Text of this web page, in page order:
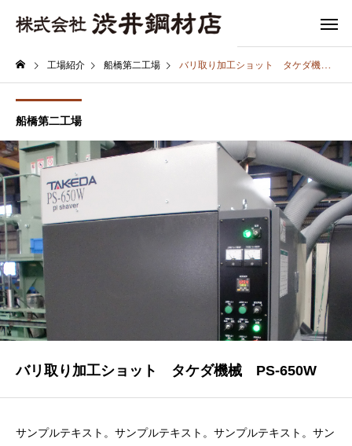
工場紹介 船橋第二工場 バリ取り加工ショット タケダ機械 PS-650W
船橋第二工場
バリ取り加工ショット タケダ機械 PS-650W
サンプルテキスト。サンプルテキスト。サンプルテキスト。サン